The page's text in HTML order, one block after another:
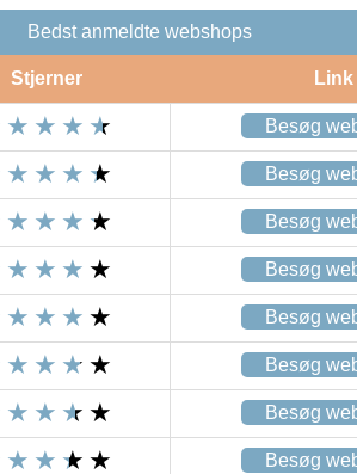
Bedst anmeldte webshops
Stjerner Link
Besøg
Besøg
Besøg
Besøg
Besøg
Besøg
Besøg
Besøg